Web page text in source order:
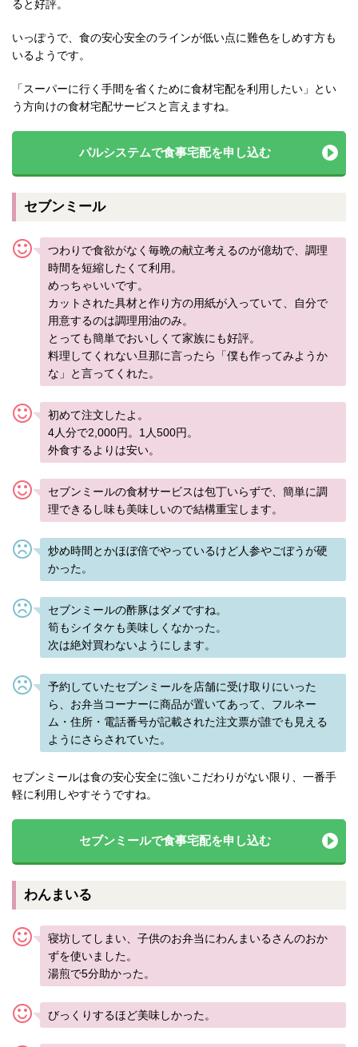
ると好評。
いっぽうで、食の安心安全のラインが低い点に難色をしめす方も
いるようです。
「スーパーに行く手間を省くために食材宅配を利用したい」とい
う方向けの食材宅配サービスと言えますね。
パルシステムで食事宅配を申し込む
セブンミール
つわりで食欲がなく毎晩の献立考えるのが億劫で、調理
時間を短縮したくて利用。
めっちゃいいです。
カットされた具材と作り方の用紙が入っていて、自分で
用意するのは調理用油のみ。
とっても簡単でおいしくて家族にも好評。
料理してくれない旦那に言ったら「僕も作ってみようか
な」と言ってくれた。
初めて注文したよ。
4人分で2,000円。1人500円。
外食するよりは安い。
セブンミールの食材サービスは包丁いらずで、簡単に調
理できるし味も美味しいので結構重宝します。
炒め時間とかほぼ倍でやっているけど人参やごぼうが硬
かった。
セブンミールの酢豚はダメですね。
筍もシイタケも美味しくなかった。
次は絶対買わないようにします。
予約していたセブンミールを店舗に受け取りにいった
ら、お弁当コーナーに商品が置いてあって、フルネー
ム・住所・電話番号が記載された注文票が誰でも見える
ようにさらされていた。
セブンミールは食の安心安全に強いこだわりがない限り、一番手
軽に利用しやすそうですね。
セブンミールで食事宅配を申し込む
わんまいる
寝坊してしまい、子供のお弁当にわんまいるさんのおか
ずを使いました。
湯煎で5分助かった。
びっくりするほど美味しかった。